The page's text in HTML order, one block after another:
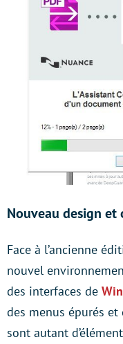
Nouveau design
Face à l’ancienne
nouvel
des interfaces de
des menus épurés
sont autant